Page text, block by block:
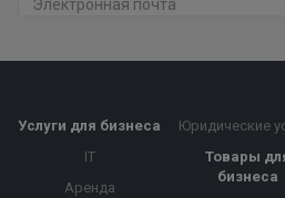
Услуги для бизнеса
IT
Аренда
Юридические
Товары
бизнеса